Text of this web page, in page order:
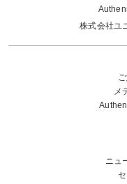
株式会社ユ
メ
ニュ